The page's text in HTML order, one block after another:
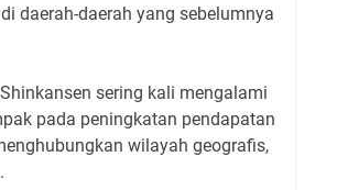
daerah-daerah yang sebelumnya
sering kali mengalami
pada peningkatan pendapatan
wilayah geografis,